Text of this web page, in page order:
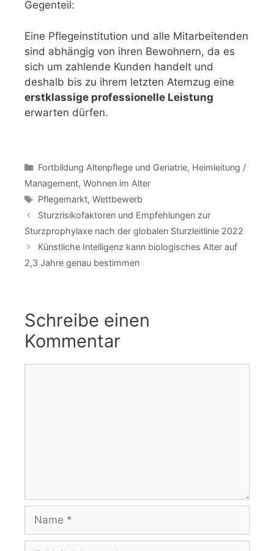
Gegenteil:
Eine Pflegeinstitution und alle Mitarbeitenden
sind abhängig von ihren Bewohnern, da es
sich um zahlende Kunden handelt und
deshalb bis zu ihrem letzten Atemzug eine
erstklassige professionelle Leistung
erwarten dürfen.
Kategorien
Fortbildung Altenpflege und Geriatrie, Heimleitung /
Management, Wohnen im Alter
Schlagwörter
Pflegemarkt, Wettbewerb
Sturzrisikofaktoren und Empfehlungen zur
Sturzprophylaxe nach der globalen Sturzleitlinie 2022
Künstliche Intelligenz kann biologisches Alter auf
2,3 Jahre genau bestimmen
Schreibe einen
Kommentar